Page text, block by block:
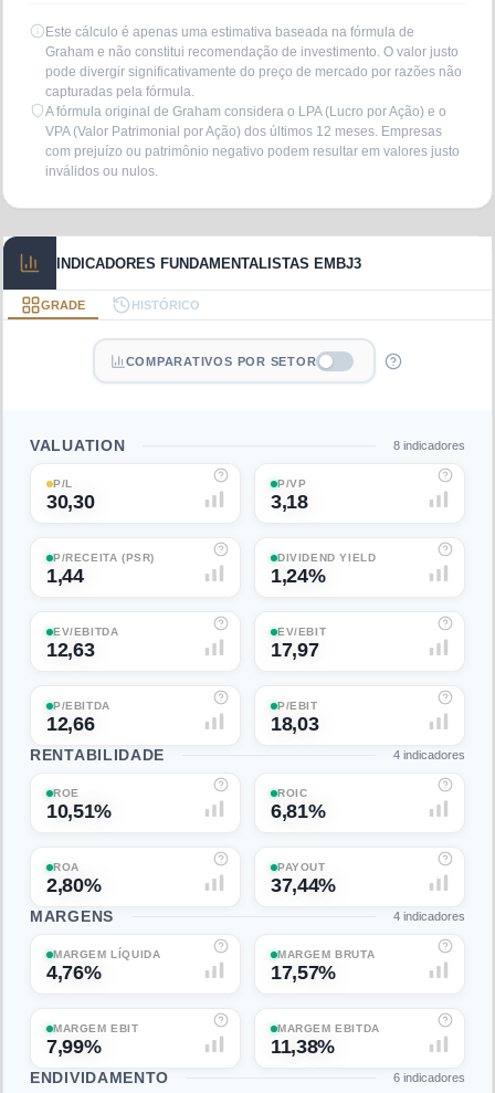
Este cálculo é apenas uma estimativa baseada na fórmula de
Graham e não constitui recomendação de investimento. O valor justo
pode divergir significativamente do preço de mercado por razões não
capturadas pela fórmula.
A fórmula original de Graham considera o LPA (Lucro por Ação) e o
VPA (Valor Patrimonial por Ação) dos últimos 12 meses. Empresas
com prejuízo ou patrimônio negativo podem resultar em valores justo
inválidos ou nulos.
INDICADORES FUNDAMENTALISTAS EMBJ3
GRADE HISTÓRICO
COMPARATIVOS POR SETOR
VALUATION 8 indicadores
P/L
30,30
P/VP
3,18
P/RECEITA (PSR)
1,44
DIVIDEND YIELD
1,24%
EV/EBITDA
12,63
EV/EBIT
17,97
P/EBITDA
12,66
P/EBIT
18,03
RENTABILIDADE 4 indicadores
ROE
10,51%
ROIC
6,81%
ROA
2,80%
PAYOUT
37,44%
MARGENS 4 indicadores
MARGEM LÍQUIDA
4,76%
MARGEM BRUTA
17,57%
MARGEM EBIT
7,99%
MARGEM EBITDA
11,38%
ENDIVIDAMENTO 6 indicadores